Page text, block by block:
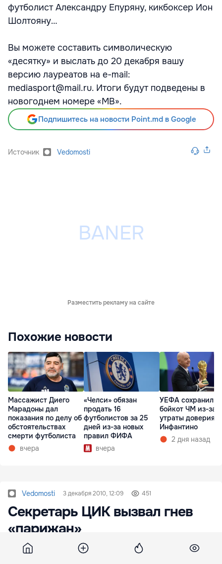
футболист Александру Епуряну, кикбоксер Ион
Шолтояну…
Вы можете составить символическую
«десятку» и выслать до 20 декабря вашу
версию лауреатов на e-mail:
mediasport@mail.ru. Итоги будут подведены в
новогоднем номере «МВ».
Подпишитесь на новости Point.md в Google
Источник Vedomosti
Разместить рекламу на сайте
Похожие новости
Массажист Диего
Марадоны дал
показания по делу об
обстоятельствах
смерти футболиста
вчера
«Челси» обязан
продать 16
футболистов за 25
дней из-за новых
правил ФИФА
вчера
УЕФА сохранил
бойкот ЧМ из-за
утраты доверия к
Инфантино
2 дня назад
Vedomosti 3 декабря 2010, 12:09 451
Секретарь ЦИК вызвал гнев
«парижан»
Члены избирательного бюро в Париже требуют